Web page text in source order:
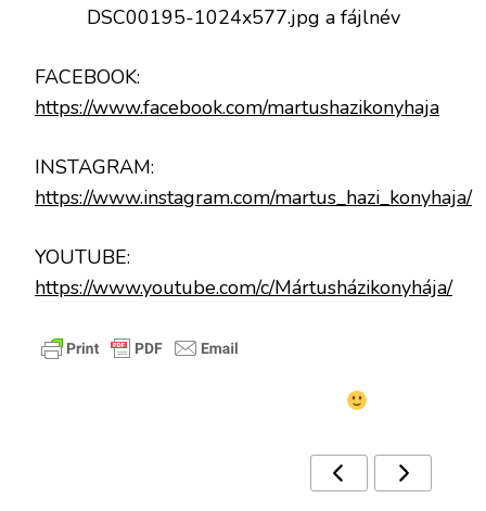
FACEBOOK:
https://www.facebook.com/martushazikonyhaja
INSTAGRAM:
https://www.instagram.com/martus_hazi_konyhaja/
YOUTUBE:
https://www.youtube.com/c/Mártusházikonyhája/